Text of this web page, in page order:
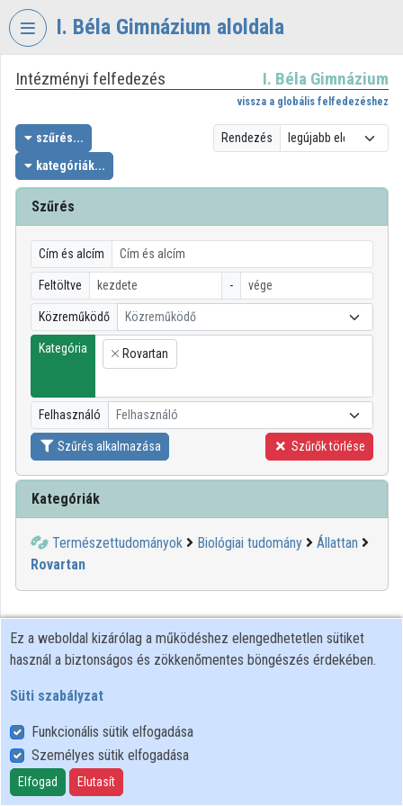
Fejléc kihagyása
I. Béla Gimnázium aloldala
VIDEOTORIUM
BÉLA
GIMNÁZIUM
Intézményi kezdőlap
Bejelentkezés
Intézményi felfedezés
Kategóriák
Intézményi listák
Intézmények
Közreműködők
Intézményi felfedezés I. Béla Gimnázium
vissza a globális felfedezéshez
szűrés...
kategóriák...
Rendezés
Szűrés
Cím és alcím
Feltöltve -
Közreműködő Közreműködő
Kategória
×
Rovartan
Felhasználó Felhasználó
Szűrés alkalmazása Szűrők törlése
Kategóriák
Természettudományok Biológiai tudomány
Állattan
Rovartan
Felhasználói szabályzat
Adatkezelési tájékoztató
Süti szabályzat
Ez a weboldal kizárólag a működéshez elengedhetetlen sütiket
használ a biztonságos és zökkenőmentes böngészés érdekében.
Süti szabályzat
Funkcionális sütik elfogadása
Személyes sütik elfogadása
Elfogad Elutasít